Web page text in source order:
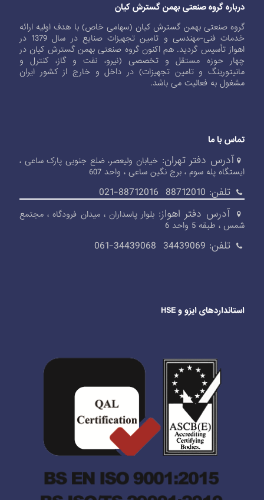
درباره گروه صنعتی بهمن گسترش کیان
گروه صنعتی بهمن گسترش کیان (سهامی خاص) با هدف اولیه ارائه
خدمات فنی-مهندسی و تامین تجهیزات صنایع در سال 1379 در
اهواز تأسیس گردید. هم اکنون گروه صنعتی بهمن گسترش کیان در
چهار حوزه مستقل و تخصصی (نیرو، نفت و گاز، کنترل و
مانیتورینگ و تامین تجهیزات) در داخل و خارج از کشور ایران
مشغول به فعالیت می باشد.
تماس با ما
آدرس دفتر تهران: خیابان ولیعصر، ضلع جنوبی پارک ساعی ،
ایستگاه پله سوم ، برج نگین ساعی ، واحد 607
تلفن: 88712010 88712016-021
آدرس دفتر اهواز: بلوار پاسداران ، میدان فرودگاه ، مجتمع
شمس ، طبقه 5 واحد 6
تلفن: 34439069 34439068-061
استانداردهای ایزو و HSE